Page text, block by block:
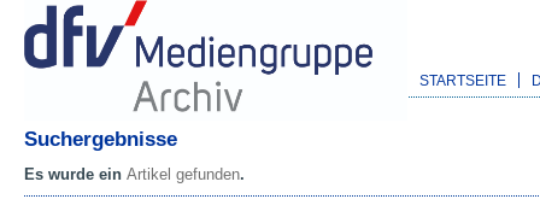
STARTSEITE
Suchergebnisse
Es wurde ein Artikel gefunden.